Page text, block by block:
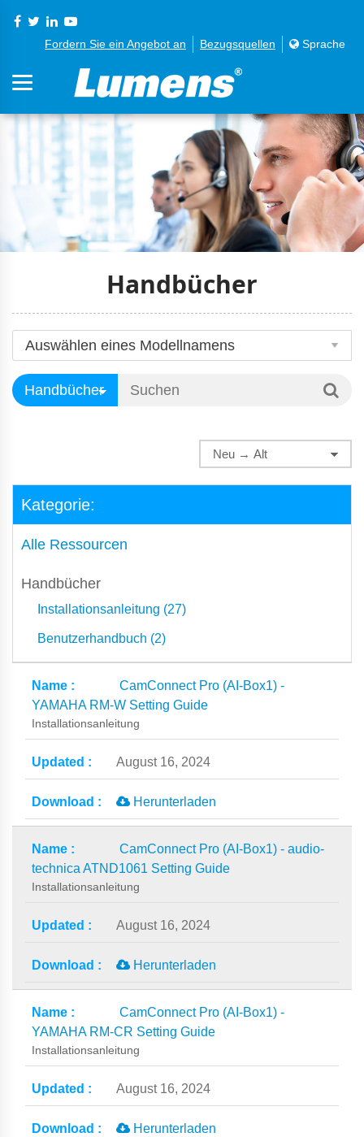
Fordern Sie ein Angebot an Bezugsquellen Sprache
Handbücher
Kategorie:
Alle Ressourcen
Handbücher
Installationsanleitung (27)
Benutzerhandbuch (2)
CamConnect Pro (AI-Box1) -
YAMAHA RM-W Setting Guide
Installationsanleitung
August 16, 2024
Herunterladen
CamConnect Pro (AI-Box1) - audio-
technica ATND1061 Setting Guide
Installationsanleitung
August 16, 2024
Herunterladen
CamConnect Pro (AI-Box1) -
YAMAHA RM-CR Setting Guide
Installationsanleitung
August 16, 2024
Herunterladen